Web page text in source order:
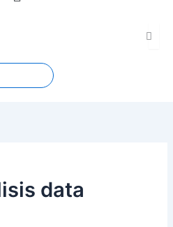
data